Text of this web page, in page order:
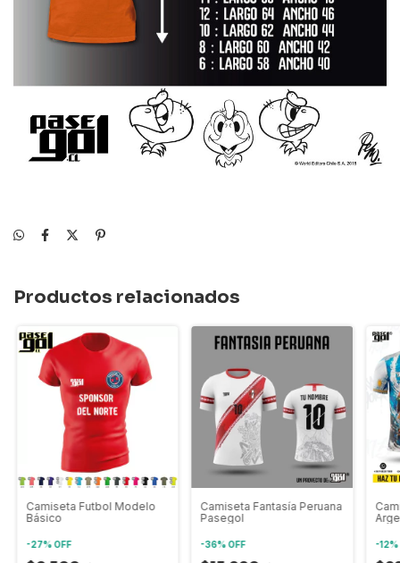
Productos relacionados
Camiseta Futbol Modelo
Básico
-27%OFF
Camiseta Fantasía Peruana
Pasegol
-36%OFF -12%